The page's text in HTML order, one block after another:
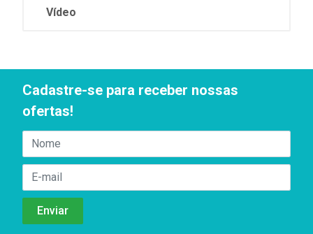
Vídeo
Cadastre-se para receber nossas
ofertas!